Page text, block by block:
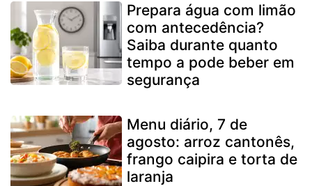
Prepara água com limão
com antecedência?
Saiba durante quanto
tempo a pode beber em
segurança
Menu diário, 7 de
agosto: arroz cantonês,
frango caipira e torta de
laranja